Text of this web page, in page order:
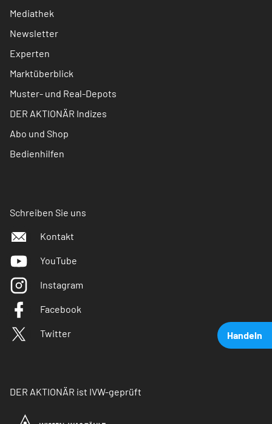
Handeln
Mediathek
Newsletter
Experten
Marktüberblick
Muster- und Real-Depots
DER AKTIONÄR Indizes
Abo und Shop
Bedienhilfen
Schreiben Sie uns
Kontakt
YouTube
Instagram
Facebook
Twitter
DER AKTIONÄR ist IVW-geprüft